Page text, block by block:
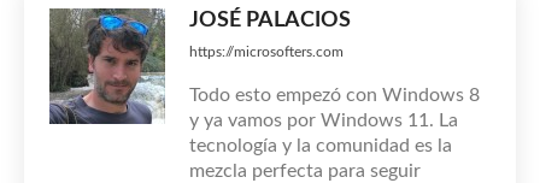
JOSÉ PALACIOS
https://microsofters.com
Todo esto empezó con Windows 8
y ya vamos por Windows 11. La
tecnología y la comunidad es la
mezcla perfecta para seguir